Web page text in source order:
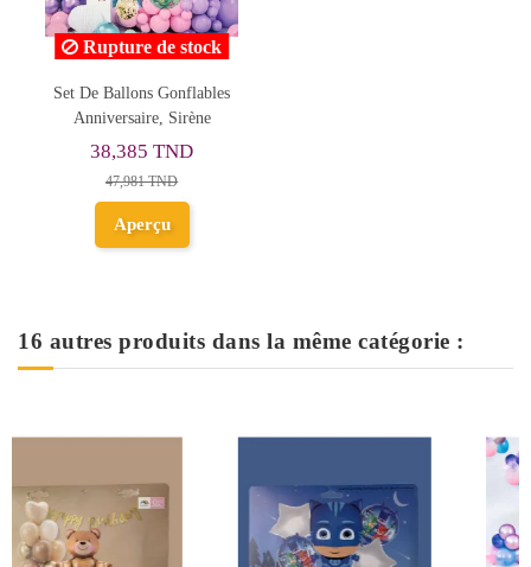
Rupture de stock
Set De Ballons Gonflables
Anniversaire, Sirène
38,385 TND
47,981 TND
Aperçu
16 autres produits dans la même catégorie :